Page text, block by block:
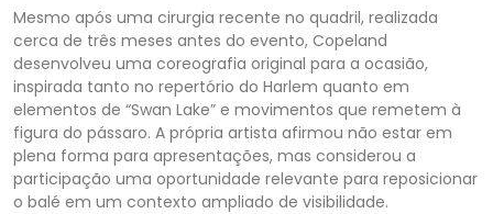
Mesmo após uma cirurgia recente no quadril, realizada
cerca de três meses antes do evento, Copeland
desenvolveu uma coreografia original para a ocasião,
inspirada tanto no repertório do Harlem quanto em
elementos de “Swan Lake” e movimentos que remetem à
figura do pássaro. A própria artista afirmou não estar em
plena forma para apresentações, mas considerou a
participação uma oportunidade relevante para reposicionar
o balé em um contexto ampliado de visibilidade.